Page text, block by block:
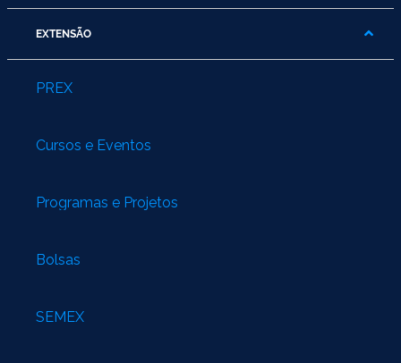
EXTENSÃO
PREX
Cursos e Eventos
Programas e Projetos
Bolsas
SEMEX